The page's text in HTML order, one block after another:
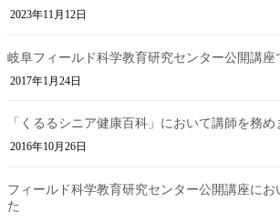
2023年11月12日
岐阜フィールド科学教育研究センター公開講座
2017年1月24日
「くるるシニア健康百科」において講師を務め
2016年10月26日
フィールド科学教育研究センター公開講座にお
た